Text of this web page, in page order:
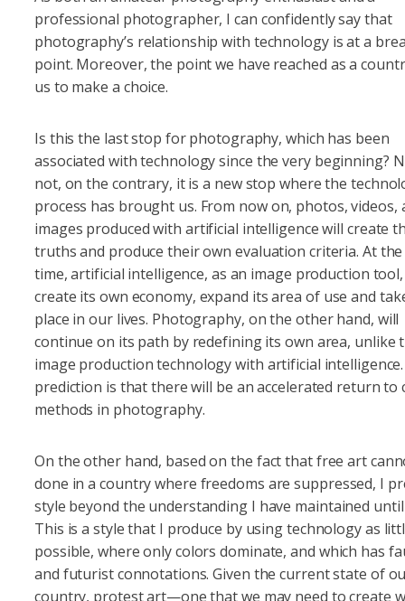
professional photographer, I can confidently say that
photography’s relationship with technology is at a
point. Moreover, the point we have reached as a
us to make a choice.
Is this the last stop for photography, which has been
associated with technology since the very beginning?
not, on the contrary, it is a new stop where the
process has brought us. From now on, photos, videos,
images produced with artificial intelligence will create
truths and produce their own evaluation criteria. At the
time, artificial intelligence, as an image production
create its own economy, expand its area of use and
place in our lives. Photography, on the other hand, will
continue on its path by redefining its own area, unlike
image production technology with artificial
prediction is that there will be an accelerated return to
methods in photography.
On the other hand, based on the fact that free art
done in a country where freedoms are suppressed, I
style beyond the understanding I have maintained
This is a style that I produce by using technology as
possible, where only colors dominate, and which has
and futurist connotations. Given the current state of
country, protest art—one that we may need to create